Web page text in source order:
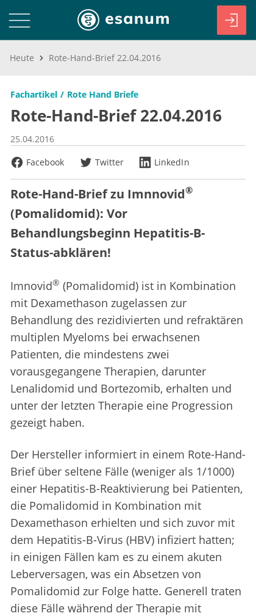
Heute Rote-Hand-Brief 22.04.2016
Fachartikel Rote Hand Briefe
Rote-Hand-Brief 22.04.2016
25.04.2016
Facebook
Twitter LinkedIn
Rote-Hand-Brief zu Imnnovid®
(Pomalidomid): Vor
Behandlungsbeginn Hepatitis-B-
Status-abklären!
Imnovid® (Pomalidomid) ist in Kombination
mit Dexamethason zugelassen zur
Behandlung des rezidivierten und refraktären
multiplen Myeloms bei erwachsenen
Patienten, die mindestens zwei
vorausgegangene Therapien, darunter
Lenalidomid und Bortezomib, erhalten und
unter der letzten Therapie eine Progression
gezeigt haben.
Der Hersteller informiert in einem Rote-Hand-
Brief über seltene Fälle (weniger als 1/1000)
einer Hepatitis-B-Reaktivierung bei Patienten,
die Pomalidomid in Kombination mit
Dexamethason erhielten und sich zuvor mit
dem Hepatitis-B-Virus (HBV) infiziert hatten;
in einigen Fällen kam es zu einem akuten
Leberversagen, was ein Absetzen von
Pomalidomid zur Folge hatte. Generell traten
diese Fälle während der Therapie mit